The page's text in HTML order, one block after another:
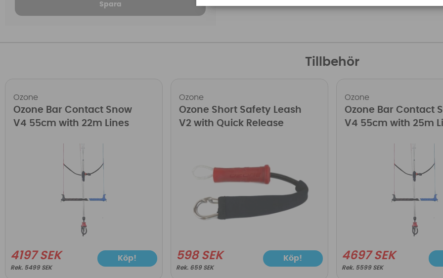
Spara
Tillbehör
Ozone
Ozone Bar Contact Snow
V4 55cm with 22m Lines
4197 SEK
5499 SEK
Köp!
Ozone
Ozone Short Safety Leash
V2 with Quick Release
598 SEK
659 SEK
Köp!
Ozone
Ozone Bar Contact
V4 55cm with 25m
4697 SEK
5599 SEK